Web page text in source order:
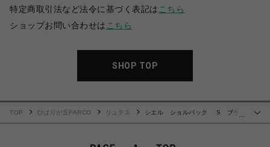
特定商取引法など法令に基づく表記は こちら
ショップお問い合わせは こちら
SHOP TOP
…
TOP ひばりが丘PARCO リュテス
シエル ショルパック S ブラッ